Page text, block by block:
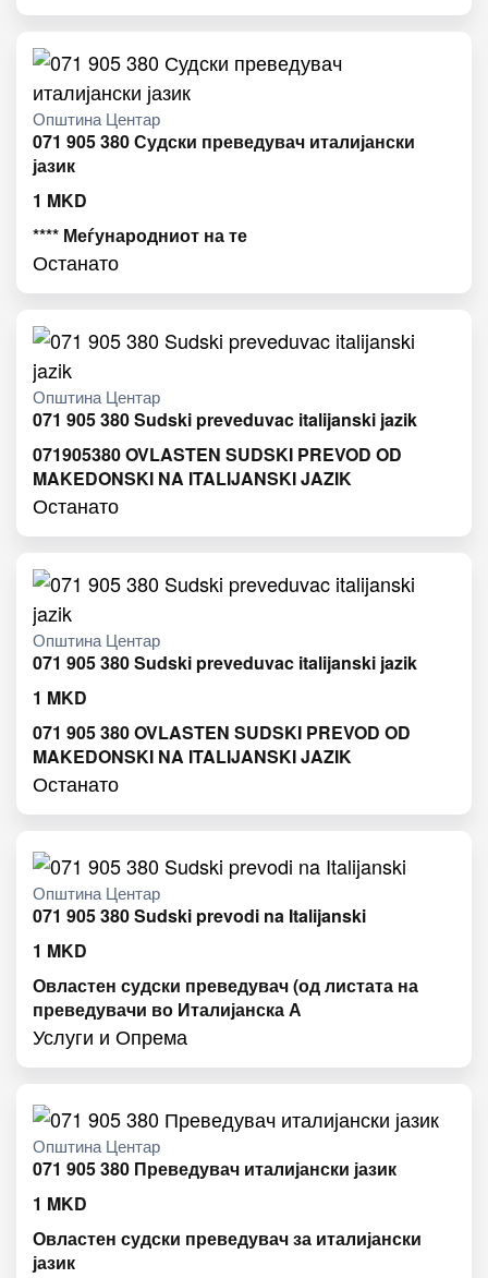
Општина Центар
071 905 380 Судски преведувач италијански
јазик
1 MKD
**** Меѓународниот на те
Останато
Општина Центар
071 905 380 Sudski preveduvac italijanski jazik
071905380 OVLASTEN SUDSKI PREVOD OD
MAKEDONSKI NA ITALIJANSKI JAZIK
Останато
Општина Центар
071 905 380 Sudski preveduvac italijanski jazik
1 MKD
071 905 380 OVLASTEN SUDSKI PREVOD OD
MAKEDONSKI NA ITALIJANSKI JAZIK
Останато
Општина Центар
071 905 380 Sudski prevodi na Italijanski
1 MKD
Овластен судски преведувач (од листата на
преведувачи во Италијанска А
Услуги и Опрема
Општина Центар
071 905 380 Преведувач италијански јазик
1 MKD
Овластен судски преведувач за италијански
јазик